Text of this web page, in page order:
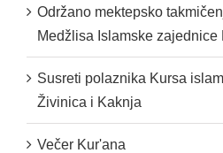
Održano mektepsko
Medžlisa Islamske zajednice
Susreti polaznika Kursa
Živinica i Kaknja
Večer Kur'ana